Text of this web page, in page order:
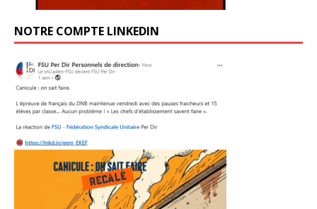
NOTRE COMPTE LINKEDIN